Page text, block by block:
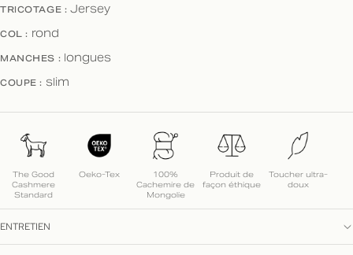
TRICOTAGE : Jersey
COL : rond
MANCHES : longues
COUPE : slim
The Good
Cashmere
Standard
Oeko-Tex
100%
Cachemire de
Mongolie
Produit de
façon éthique
Toucher ultra-
doux
ENTRETIEN